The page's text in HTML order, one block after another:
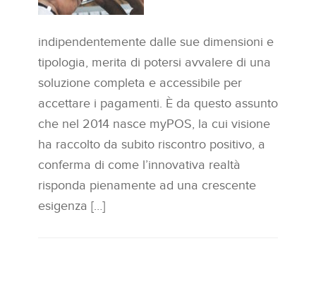
indipendentemente dalle sue dimensioni e
tipologia, merita di potersi avvalere di una
soluzione completa e accessibile per
accettare i pagamenti. È da questo assunto
che nel 2014 nasce myPOS, la cui visione
ha raccolto da subito riscontro positivo, a
conferma di come l’innovativa realtà
risponda pienamente ad una crescente
esigenza […]